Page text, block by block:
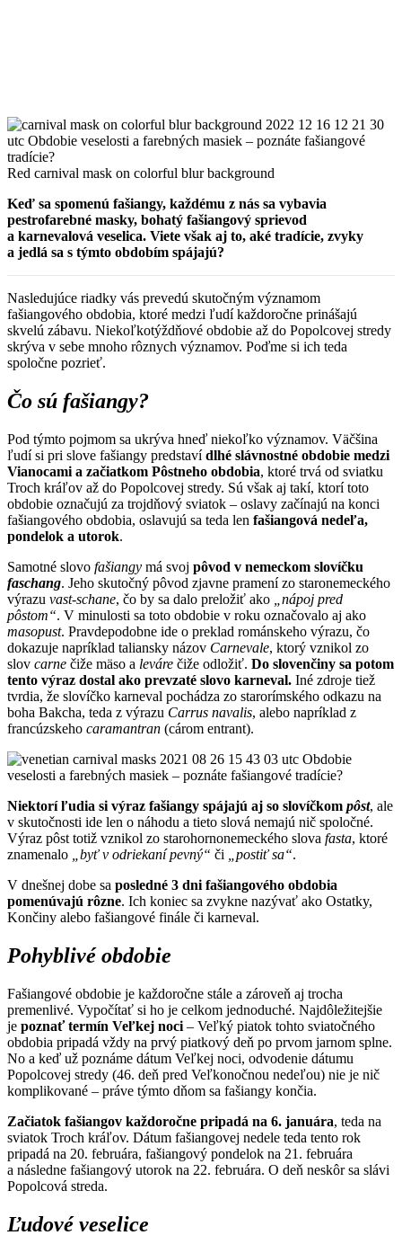
Red carnival mask on colorful blur background
Keď sa spomenú fašiangy, každému z nás sa vybavia
pestrofarebné masky, bohatý fašiangový sprievod
a karnevalová veselica. Viete však aj to, aké tradície, zvyky
a jedlá sa s týmto obdobím spájajú?
Nasledujúce riadky vás prevedú skutočným významom
fašiangového obdobia, ktoré medzi ľudí každoročne prinášajú
skvelú zábavu. Niekoľkotýždňové obdobie až do Popolcovej stredy
skrýva v sebe mnoho rôznych významov. Poďme si ich teda
spoločne pozrieť.
Čo sú fašiangy?
Pod týmto pojmom sa ukrýva hneď niekoľko významov. Väčšina
ľudí si pri slove fašiangy predstavídlhé slávnostné obdobie medzi
Vianocami a začiatkom Pôstneho obdobia, ktoré trvá od sviatku
Troch kráľov až do Popolcovej stredy. Sú však aj takí, ktorí toto
obdobie označujú za trojdňový sviatok – oslavy začínajú na konci
fašiangového obdobia, oslavujú sa teda len fašiangová nedeľa,
pondelok a utorok.
Samotné slovo fašiangy má svoj pôvod v nemeckom slovíčku
faschang. Jeho skutočný pôvod zjavne pramení zo staronemeckého
výrazu vast-schane, čo by sa dalo preložiť ako
„nápoj pred
pôstom“. V minulosti sa toto obdobie v roku označovalo aj ako
masopust. Pravdepodobne ide o preklad románskeho výrazu, čo
dokazuje napríklad taliansky názov Carnevale, ktorý vznikol zo
slov carne čiže mäso a leváre čiže odložiť. Do slovenčiny sa potom
tento výraz dostal ako prevzaté slovo karneval. Iné zdroje tiež
tvrdia, že slovíčko karneval pochádza zo starorímského odkazu na
boha Bakcha, teda z výrazu Carrus navalis, alebo napríklad z
francúzskeho caramantran (cárom entrant).
Niektorí ľudia si výraz fašiangy spájajú aj so slovíčkom pôst, ale
v skutočnosti ide len o náhodu a tieto slová nemajú nič spoločné.
Výraz pôst totiž vznikol zo starohornonemeckého slova fasta, ktoré
znamenalo
„byť v odriekaní pevný“ či „postiť sa“.
V dnešnej dobe sa posledné 3 dni fašiangového obdobia
pomenúvajú rôzne. Ich koniec sa zvykne nazývať ako Ostatky,
Končiny alebo fašiangové finále či karneval.
Pohyblivé obdobie
Fašiangové obdobie je každoročne stále a zároveň aj trocha
premenlivé. Vypočítať si ho je celkom jednoduché. Najdôležitejšie
je poznať termín Veľkej noci – Veľký piatok tohto sviatočného
obdobia pripadá vždy na prvý piatkový deň po prvom jarnom splne.
No a keď už poznáme dátum Veľkej noci, odvodenie dátumu
Popolcovej stredy (46. deň pred Veľkonočnou nedeľou) nie je nič
komplikované – práve týmto dňom sa fašiangy končia.
Začiatok fašiangov každoročne pripadá na 6. januára, teda na
sviatok Troch kráľov. Dátum fašiangovej nedele teda tento rok
pripadá na 20. februára, fašiangový pondelok na 21. februára
a následne fašiangový utorok na 22. februára. O deň neskôr sa slávi
Popolcová streda.
Ľudové veselice